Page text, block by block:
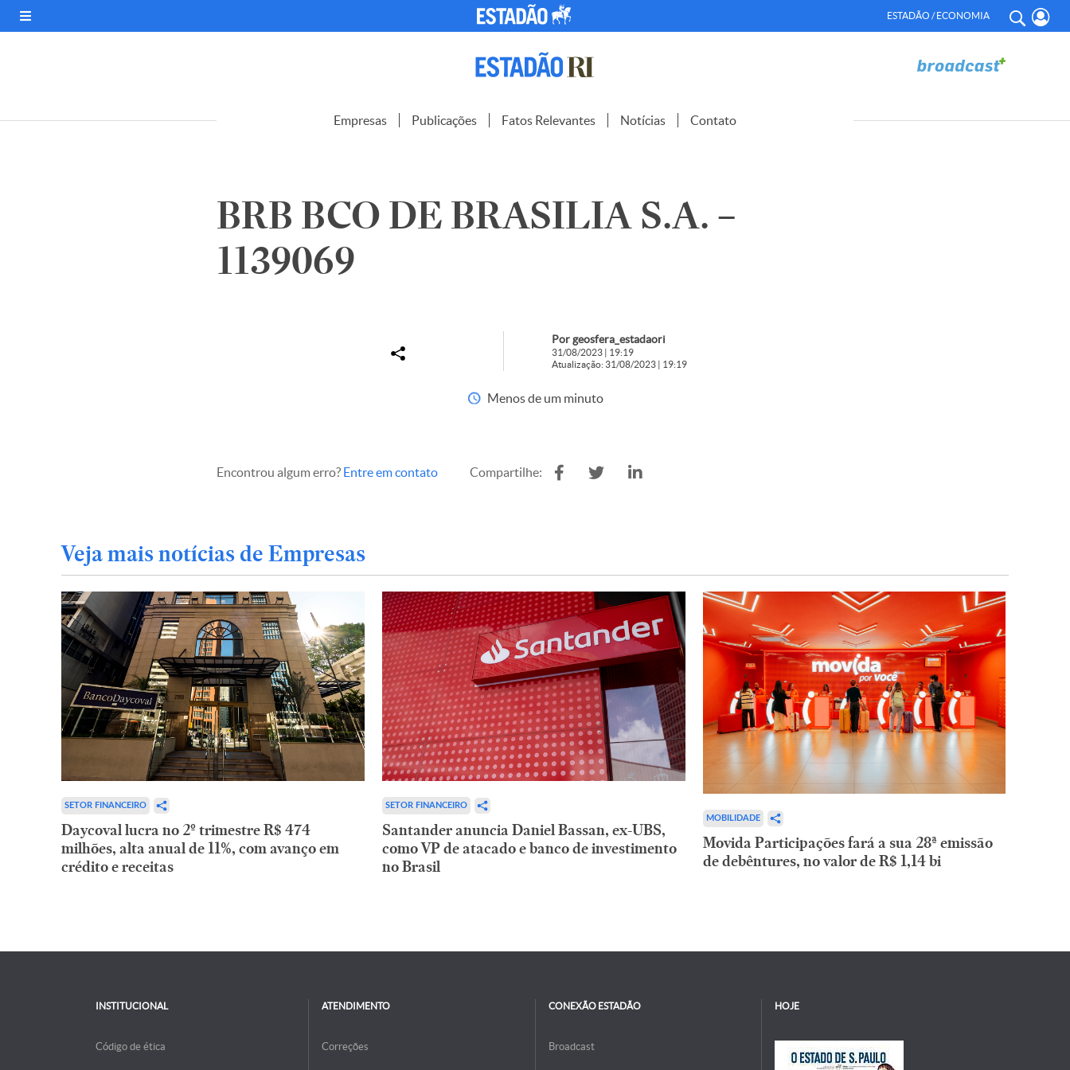
ESTADÃO / ECONOMIA
Empresas Publicações Fatos Relevantes Notícias Contato
BRB BCO DE BRASILIA S.A. –
1139069
Por geosfera_estadaori
31/08/2023 | 19:19
Atualização: 31/08/2023 | 19:19
Menos de um minuto
Encontrou algum erro? Entre em contato Compartilhe:
Veja mais notícias de Empresas
SETOR FINANCEIRO
Daycoval lucra no 2º trimestre R$ 474
milhões, alta anual de 11%, com avanço em
crédito e receitas
SETOR FINANCEIRO
Santander anuncia Daniel Bassan, ex-UBS,
como VP de atacado e banco de investimento
no Brasil
MOBILIDADE
Movida Participações fará a sua 28ª emissão
de debêntures, no valor de R$ 1,14 bi
INSTITUCIONAL
Código de ética
ATENDIMENTO
Correções
CONEXÃO ESTADÃO
Broadcast
HOJE